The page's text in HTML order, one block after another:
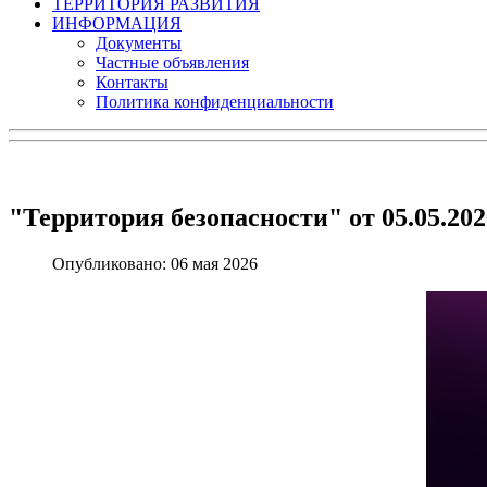
ТЕРРИТОРИЯ РАЗВИТИЯ
ИНФОРМАЦИЯ
Документы
Частные объявления
Контакты
Политика конфиденциальности
"Территория безопасности" от
Опубликовано: 06 мая 2026